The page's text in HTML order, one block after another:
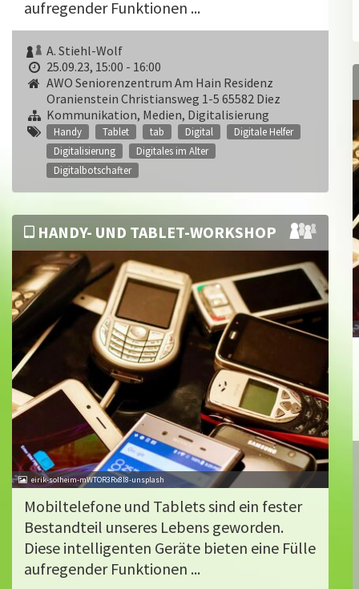
aufregender Funktionen ...
A. Stiehl-Wolf
25.09.23, 15:00 - 16:00
AWO Seniorenzentrum Am Hain Residenz
Oranienstein Christiansweg 1-5 65582 Diez
Kommunikation, Medien, Digitalisierung
Handy Tablet tab Digital
Digitale Helfer
Digitalisierung
Digitales im Alter
Digitalbotschafter
HANDY- UND TABLET-WORKSHOP
eirik-solheim-mWTOR3Rx8l8-unsplash
Mobiltelefone und Tablets sind ein fester
Bestandteil unseres Lebens geworden.
Diese intelligenten Geräte bieten eine Fülle
aufregender Funktionen ...